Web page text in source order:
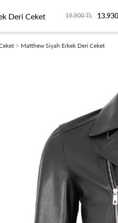
FİNALİSÜRDÜRÜLEBİLİRLİK
Matthew Siyah Erkek Deri Ceket
Deri Ceket 19.900 TL